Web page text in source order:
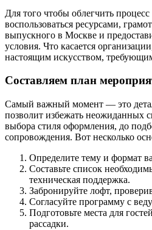
Для того чтобы облегчить
воспользоваться ресурсами,
выпускного в Москве и
условия. Что касается
настоящим искусством,
Составляем план
Самый важный момент — это
позволит избежать неожиданных
выбора стиля оформления, до
сопровождения. Вот несколько
Определите тему и формат
Составьте список
техническая поддержка.
Забронируйте лофт,
Согласуйте программу с
Подготовьте места для
рассадки.